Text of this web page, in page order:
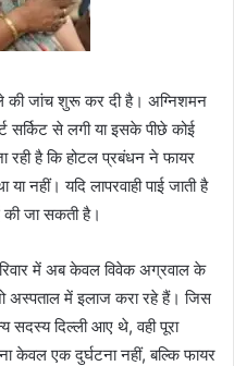
की जांच शुरू कर दी है। अग्निशमन
सर्किट से लगी या इसके पीछे कोई
रही है कि होटल प्रबंधन ने फायर
नहीं। यदि लापरवाही पाई जाती है
की जा सकती है।
में अब केवल विवेक अग्रवाल के
अस्पताल में इलाज करा रहे हैं। जिस
दिल्ली आए थे, वही पूरा
केवल एक दुर्घटना नहीं, बल्कि फायर